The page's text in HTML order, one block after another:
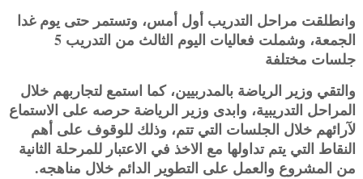
وانطلقت مراحل التدريب أول أمس، وتستمر حتى يوم غدا
الجمعة، وشملت فعاليات اليوم الثالث من التدريب 5
جلسات مختلفة
والتقي وزير الرياضة بالمدربيين، كما استمع لتجاربهم خلال
المراحل التدريبية، وابدى وزير الرياضة حرصه على الاستماع
لآرائهم خلال الجلسات التي تتم، وذلك للوقوف على أهم
النقاط التي يتم تداولها مع الاخذ في الاعتبار للمرحلة الثانية
من المشروع والعمل على التطوير الدائم خلال مناهجه.